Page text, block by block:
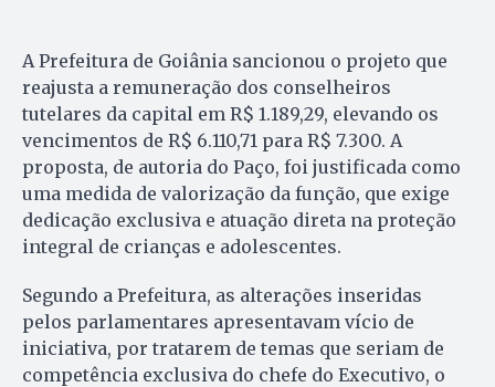
A Prefeitura de Goiânia sancionou o projeto que
reajusta a remuneração dos conselheiros
tutelares da capital em R$ 1.189,29, elevando os
vencimentos de R$ 6.110,71 para R$ 7.300. A
proposta, de autoria do Paço, foi justificada como
uma medida de valorização da função, que exige
dedicação exclusiva e atuação direta na proteção
integral de crianças e adolescentes.
Segundo a Prefeitura, as alterações inseridas
pelos parlamentares apresentavam vício de
iniciativa, por tratarem de temas que seriam de
competência exclusiva do chefe do Executivo, o